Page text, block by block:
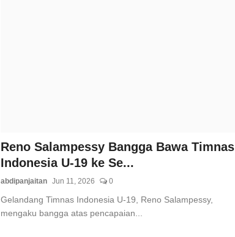
Reno Salampessy Bangga Bawa Timnas
Indonesia U-19 ke Se...
abdipanjaitan Jun 11, 2026 0
Gelandang Timnas Indonesia U-19, Reno Salampessy,
mengaku bangga atas pencapaian...